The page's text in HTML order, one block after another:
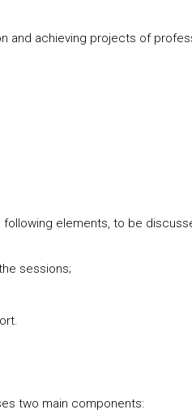
and achieving projects of
following elements, to be
sessions;
two main components: